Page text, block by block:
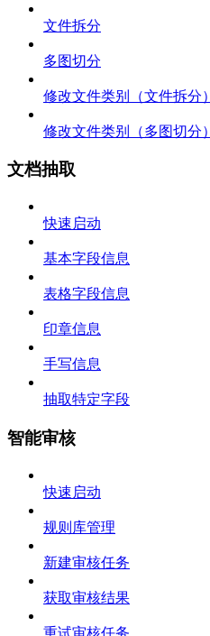
文件拆分
多图切分
修改文件类别（文件拆分）
修改文件类别（多图切分）
文档抽取
快速启动
基本字段信息
表格字段信息
印章信息
手写信息
抽取特定字段
智能审核
快速启动
规则库管理
新建审核任务
获取审核结果
重试审核任务